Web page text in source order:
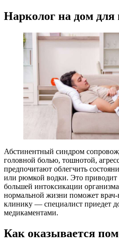
Нарколог на дом для
Абстинентный синдром
головной болью, тошнотой,
предпочитают облегчить
или рюмкой водки. Это приводит
большей интоксикации
нормальной жизни поможет врач-
клинику — специалист приедет
медикаментами.
Как оказывается